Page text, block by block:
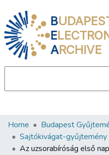
B
E
ARCHIVE
Communities &
All of DSpace
Home Budapest
Sajtókivágat-gyűjtemény
Az uzsorabíróság első